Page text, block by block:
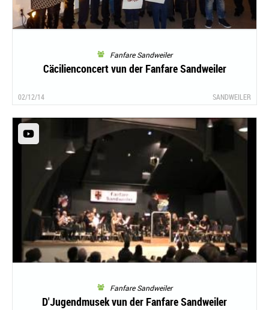
Fanfare Sandweiler
Cäcilienconcert vun der Fanfare Sandweiler
02/12/14 SANDWEILER
Fanfare Sandweiler
D'Jugendmusek vun der Fanfare Sandweiler